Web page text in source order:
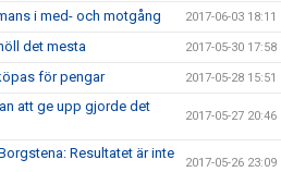
i med- och motgång 2017-06-03 18:11
det mesta 2017-05-30 17:58
för pengar 2017-05-28 15:51
att ge upp gjorde det
2017-05-27 20:46
Resultatet är inte
2017-05-26 23:09